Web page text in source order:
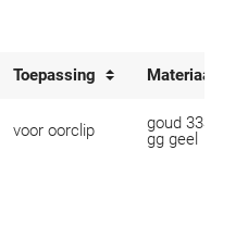
Toepassing Materiaal
voor oorclip
goud 333/-
gg geel